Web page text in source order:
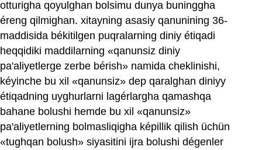
otturigha qoyulghan bolsimu dunya buninggha
éreng qilmighan. xitayning asasiy qanunining 36-
maddisida békitilgen puqralarning diniy étiqadi
heqqidiki maddilarning «qanunsiz diniy
pa'aliyetlerge zerbe bérish» namida cheklinishi,
kéyinche bu xil «qanunsiz» dep qaralghan diniyy
étiqadning uyghurlarni lagérlargha qamashqa
bahane bolushi hemde bu xil «qanunsiz»
pa'aliyetlerning bolmasliqigha képillik qilish üchün
«tughqan bolush» siyasitini ijra bolushi dégenler